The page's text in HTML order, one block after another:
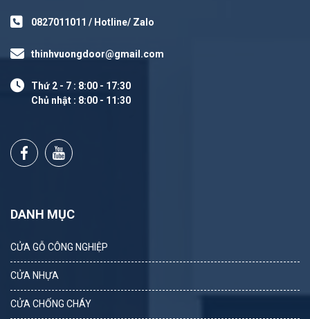
0827011011 / Hotline/ Zalo
thinhvuongdoor@gmail.com
Thứ 2 - 7 : 8:00 - 17:30
Chủ nhật : 8:00 - 11:30
DANH MỤC
CỬA GỖ CÔNG NGHIỆP
CỬA NHỰA
CỬA CHỐNG CHÁY